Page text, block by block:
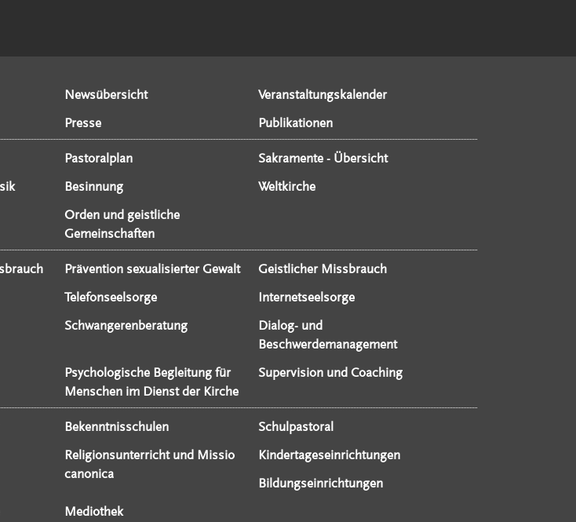
Newsübersicht
Veranstaltungskalender
Presse Publikationen
Pastoralplan
Sakramente - Übersicht
Besinnung
Weltkirche
Orden und geistliche
Gemeinschaften
Prävention sexualisierter Gewalt
Geistlicher Missbrauch
Telefonseelsorge
Internetseelsorge
Schwangerenberatung
Dialog- und
Beschwerdemanagement
Psychologische Begleitung für
Menschen im Dienst der Kirche
Supervision und Coaching
Bekenntnisschulen
Schulpastoral
Religionsunterricht und Missio
canonica
Kindertageseinrichtungen
Bildungseinrichtungen
Mediothek